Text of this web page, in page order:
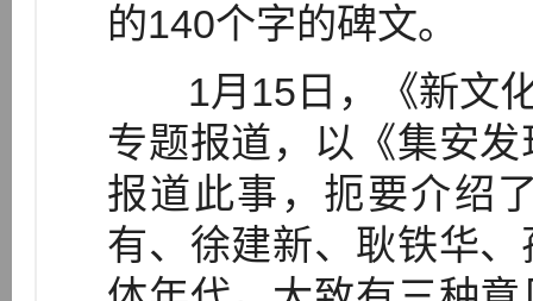
的140个字的碑文。
1月15日，《新文化
专题报道，以《集安
报道此事，扼要介绍
有、徐建新、耿铁华